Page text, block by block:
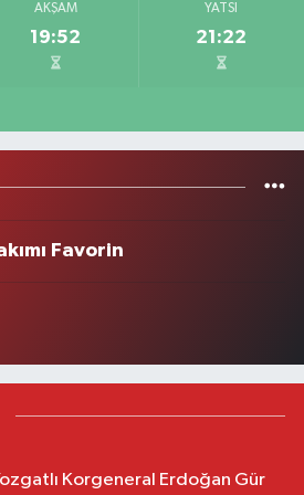
AKŞAM
19:52
YATSI
21:22
Favorin
Korgeneral Erdoğan Gür